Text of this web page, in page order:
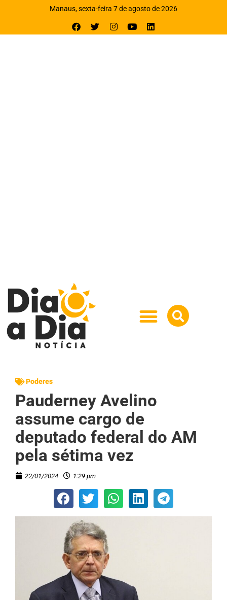
Manaus, sexta-feira 7 de agosto de 2026
Poderes
Pauderney Avelino
assume cargo de
deputado federal do AM
pela sétima vez
22/01/2024 1:29 pm